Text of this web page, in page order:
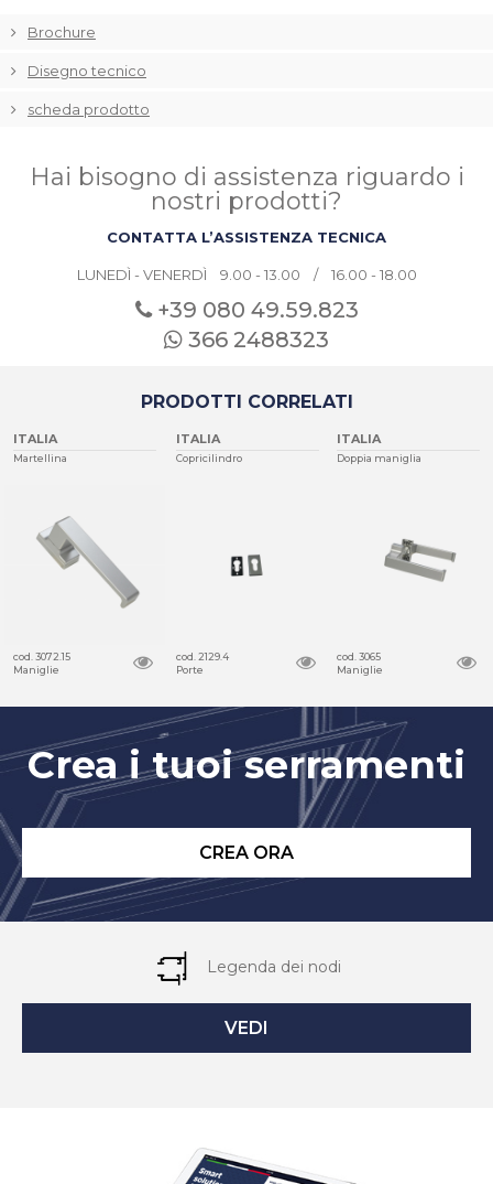
Brochure
Disegno tecnico
scheda prodotto
Hai bisogno di assistenza riguardo i
nostri prodotti?
CONTATTA L’ASSISTENZA TECNICA
LUNEDÌ - VENERDÌ 9.00 - 13.00 / 16.00 - 18.00
+39 080 49.59.823
366 2488323
PRODOTTI CORRELATI
ITALIA
Martellina
cod. 3072.15
Maniglie
ITALIA
Copricilindro
cod. 2129.4
Porte
ITALIA
Doppia maniglia
cod. 3065
Maniglie
Crea i tuoi serramenti
CREA ORA
Legenda dei nodi
VEDI